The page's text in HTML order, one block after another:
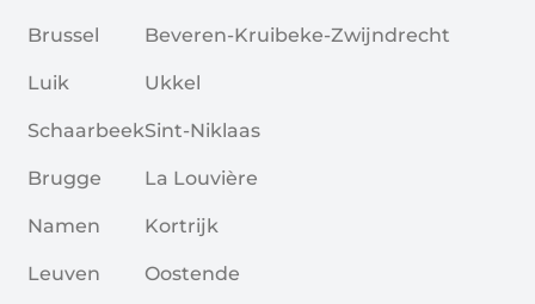
Brussel
Luik
Schaarbeek
Brugge
Namen
Leuven
Beveren-Kruibeke-Zwijndrecht
Ukkel
Sint-Niklaas
La Louvière
Kortrijk
Oostende